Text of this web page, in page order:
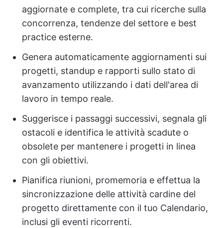
aggiornate e complete, tra cui ricerche sulla
concorrenza, tendenze del settore e best
practice esterne.
Genera automaticamente aggiornamenti sui
progetti, standup e rapporti sullo stato di
avanzamento utilizzando i dati dell'area di
lavoro in tempo reale.
Suggerisce i passaggi successivi, segnala gli
ostacoli e identifica le attività scadute o
obsolete per mantenere i progetti in linea
con gli obiettivi.
Pianifica riunioni, promemoria e effettua la
sincronizzazione delle attività cardine del
progetto direttamente con il tuo Calendario,
inclusi gli eventi ricorrenti.